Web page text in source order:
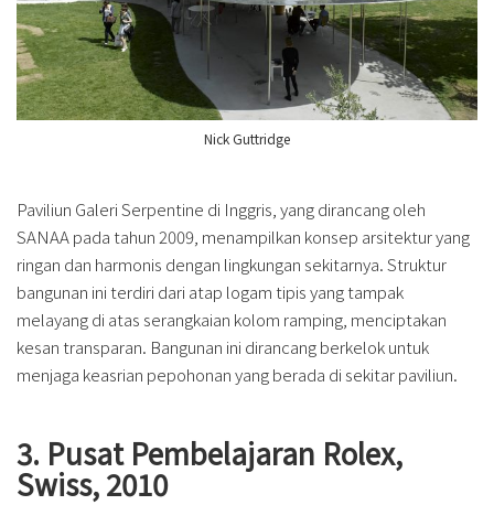
Nick Guttridge
Paviliun Galeri Serpentine di Inggris, yang dirancang oleh
SANAA pada tahun 2009, menampilkan konsep arsitektur yang
ringan dan harmonis dengan lingkungan sekitarnya. Struktur
bangunan ini terdiri dari atap logam tipis yang tampak
melayang di atas serangkaian kolom ramping, menciptakan
kesan transparan. Bangunan ini dirancang berkelok untuk
menjaga keasrian pepohonan yang berada di sekitar paviliun.
3. Pusat Pembelajaran Rolex,
Swiss, 2010